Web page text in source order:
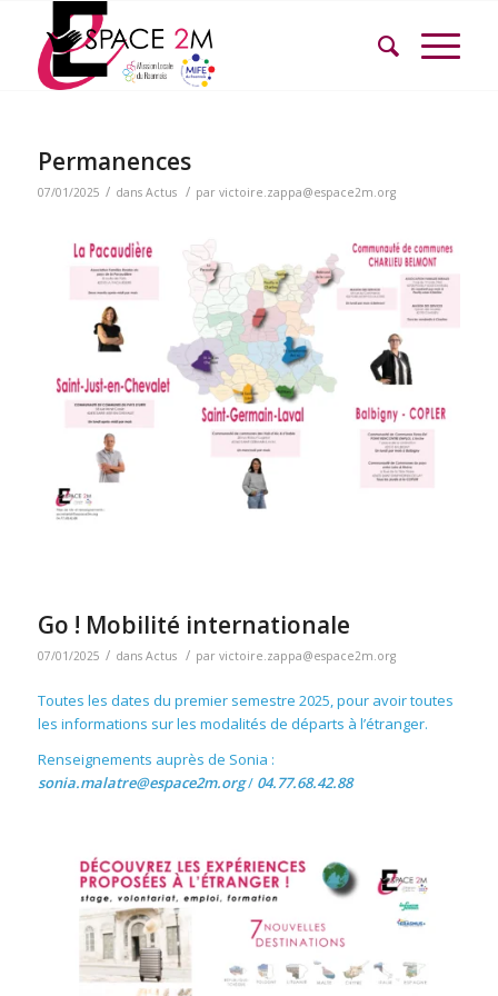
Permanences
07/01/2025 / dans Actus / par victoire.zappa@espace2m.org
Go ! Mobilité internationale
07/01/2025 / dans Actus / par victoire.zappa@espace2m.org
Toutes les dates du premier semestre 2025, pour avoir toutes
les informations sur les modalités de départs à l’étranger.
Renseignements auprès de Sonia :
sonia.malatre@espace2m.org/ 04.77.68.42.88